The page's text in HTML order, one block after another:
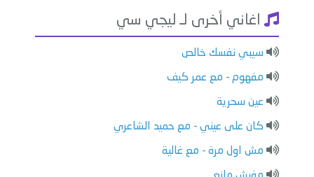
اغاني أخرى لـ ليجي سي
سيبي نفسك خالص
مفهوم - مع عمر كيف
عين سحرية
كان على عيني - مع حميد الشاعري
مش اول مرة - مع غالية